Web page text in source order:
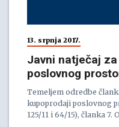
13. srpnja 2017.
Javni natječaj
poslovnog
Temeljem odredbe
kupoprodaji poslovnog
125/11 i 64/15), članka 7.